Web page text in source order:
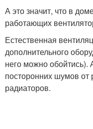
А это значит, что в
работающих
Естественная
дополнительного
него можно обойтись).
посторонних шумов
радиаторов.